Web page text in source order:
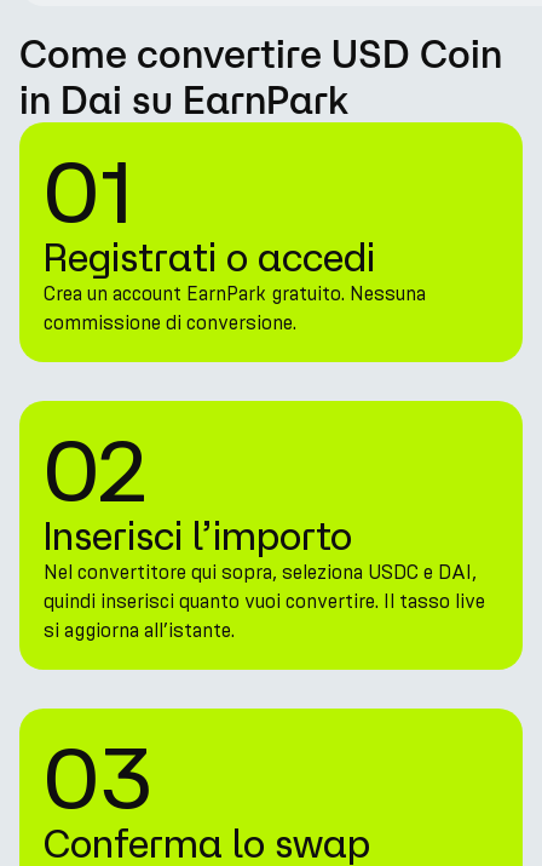
Come convertire USD Coin
in Dai su EarnPark
01
Registrati o accedi
Crea un account EarnPark gratuito. Nessuna
commissione di conversione.
02
Inserisci l’importo
Nel convertitore qui sopra, seleziona USDC e DAI,
quindi inserisci quanto vuoi convertire. Il tasso live
si aggiorna all’istante.
03
Conferma lo swap